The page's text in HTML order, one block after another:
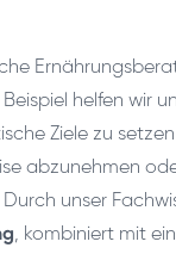
Beispiel helfen wir
Ziele zu
abzunehmen
unser
, kombiniert mit